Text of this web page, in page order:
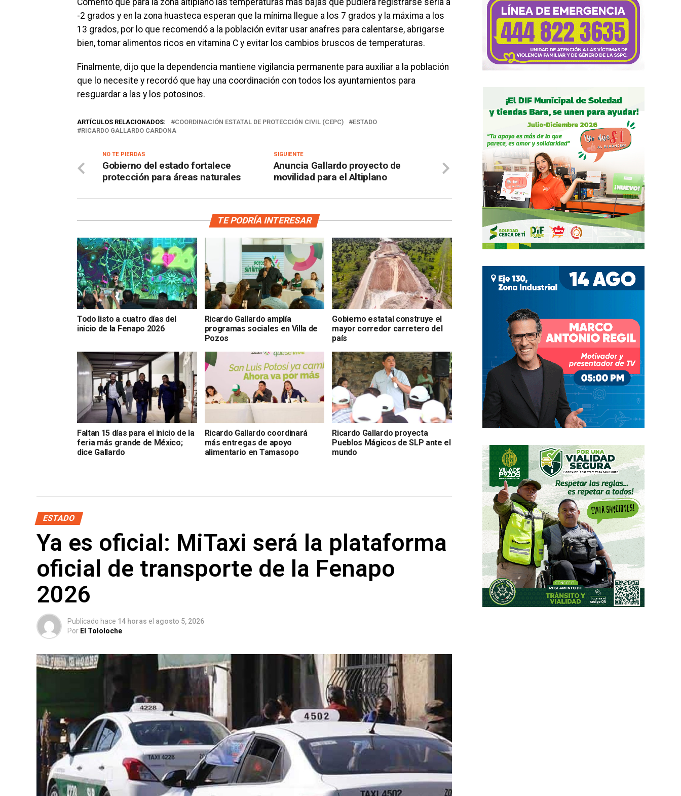
-2 grados y en la zona huasteca esperan que la mínima llegue a los 7 grados y la máxima a los
13 grados, por lo que recomendó a la población evitar usar anafres para calentarse, abrigarse
bien, tomar alimentos ricos en vitamina C y evitar los cambios bruscos de temperaturas.
Finalmente, dijo que la dependencia mantiene vigilancia permanente para auxiliar a la población
que lo necesite y recordó que hay una coordinación con todos los ayuntamientos para
resguardar a las y los potosinos.
ARTÍCULOS RELACIONADOS: COORDINACIÓN ESTATAL DE PROTECCIÓN CIVIL (CEPC)
ESTADO
RICARDO GALLARDO CARDONA
SIGUIENTE
Anuncia Gallardo proyecto de
movilidad para el Altiplano
NO TE PIERDAS
Gobierno del estado fortalece
protección para áreas naturales
TE PODRÍA INTERESAR
Todo listo a cuatro días del
inicio de la Fenapo 2026
Ricardo Gallardo amplía
programas sociales en Villa de
Pozos
Gobierno estatal construye el
mayor corredor carretero del
país
Faltan 15 días para el inicio de la
feria más grande de México;
dice Gallardo
Ricardo Gallardo coordinará
más entregas de apoyo
alimentario en Tamasopo
Ricardo Gallardo proyecta
Pueblos Mágicos de SLP ante el
mundo
ESTADO
Ya es oficial: MiTaxi será la plataforma
oficial de transporte de la Fenapo
2026
Publicado hace 14 horas el agosto 5, 2026
Por El Tololoche